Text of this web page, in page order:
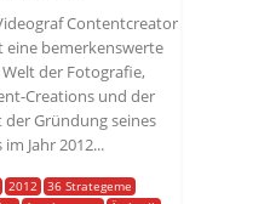
Contentcreator
eine bemerkenswerte
der Fotografie,
Creations und der
Gründung seines
Jahr 2012...
2012 36 Strategeme